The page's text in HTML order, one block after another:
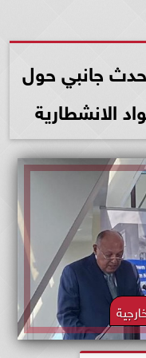
حدث جانبي حول
الانشطارية